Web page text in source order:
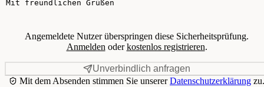
Angemeldete Nutzer überspringen diese Sicherheitsprüfung.
Anmelden oderkostenlos registrieren.
Unverbindlich anfragen
Mit dem Absenden stimmen Sie unsererDatenschutzerklärung zu.